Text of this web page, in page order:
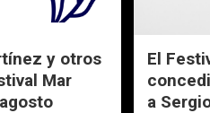
y otros
Mar
El
a